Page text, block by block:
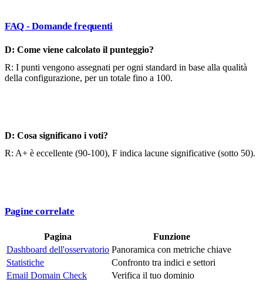
FAQ - Domande frequenti
D: Come viene calcolato il punteggio?
R: I punti vengono assegnati per ogni standard in base alla qualità
della configurazione, per un totale fino a 100.
D: Cosa significano i voti?
R: A+ è eccellente (90-100), F indica lacune significative (sotto 50).
Pagine correlate
Pagina
Funzione
Dashboard dell'osservatorio Panoramica con metriche chiave
Statistiche
Confronto tra indici e settori
Email Domain Check
Verifica il tuo dominio